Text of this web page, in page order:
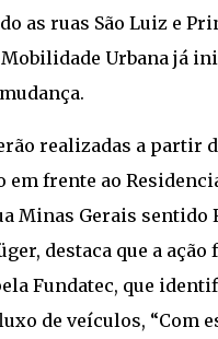
as ruas São Luiz e
Urbana já
realizadas a partir
frente ao
Minas Gerais sentido
destaca que a
Fundatec, que
de veículos, “Com